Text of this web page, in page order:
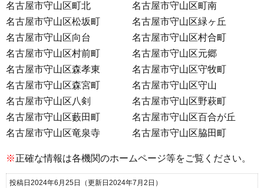
名古屋市守山区町北
名古屋市守山区町南
名古屋市守山区松坂町
名古屋市守山区緑ヶ丘
名古屋市守山区向台
名古屋市守山区村合町
名古屋市守山区村前町
名古屋市守山区元郷
名古屋市守山区森孝東
名古屋市守山区守牧町
名古屋市守山区森宮町
名古屋市守山区守山
名古屋市守山区八剣
名古屋市守山区野萩町
名古屋市守山区藪田町
名古屋市守山区百合が丘
名古屋市守山区竜泉寺
名古屋市守山区脇田町
※正確な情報は各機関のホームページ等をご覧ください。
投稿日2024年6月25日 （更新日2024年7月2日）